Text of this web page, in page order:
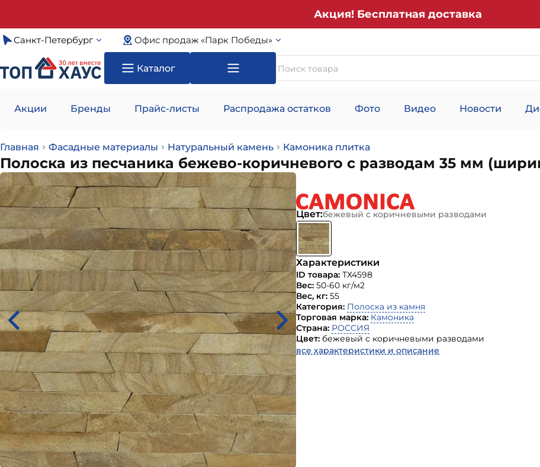
Акция! Бесплатная доставка
Санкт-Петербург Офис продаж «Парк Победы»
Каталог
Акции Бренды Прайс-листы Распродажа остатков Фото Видео Новости
Главная Фасадные материалы Натуральный камень Камоника плитка
Полоска из песчаника бежево-коричневого с разводам 35 мм
Цвет:бежевый с коричневыми разводами
Характеристики
ID товара: ТХ4598
Вес: 50-60 кг/м2
Вес, кг: 55
Категория: Полоска из камня
Торговая марка: Камоника
Страна: РОССИЯ
Цвет: бежевый с коричневыми разводами
все характеристики и описание